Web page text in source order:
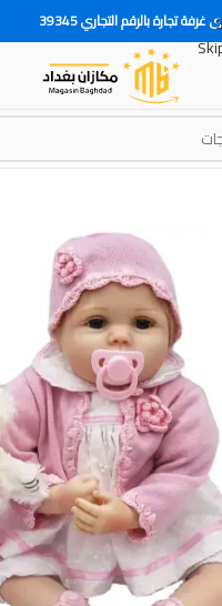
تجارة بالرقم التجاري 39345